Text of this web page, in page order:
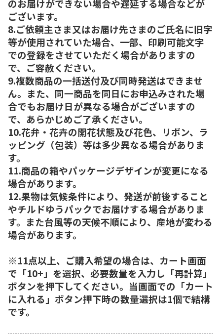
のお届けができない場合や遅延する場合などが
ございます。
8.ご依頼主さま又はお届け先さまのご氏名に旧字
等が使用されていた場合、一部、印刷可能文字
での登録をさせていただく場合がありますの
で、ご容赦ください。
9.複数商品の一括送付及び同時発送はできませ
ん。また、同一商品を同日にお申込みされた場
合でもお届け日が異なる場合がございますの
で、あらかじめご了承ください。
10.花弁・花卉の開花状態及び花色、リボン、ラ
ッピング（包装）等は多少異なる場合がありま
す。
11.商品の箱やパッケージデザインが変更になる
場合があります。
12.果物は気候条件により、発送が前後すること
やチルドゆうパックでお届けする場合がありま
す。また台風等の天候不順により、産地が変わる
場合があります。
※11点以上、ご購入希望の場合は、カート画面
で「10+」を選択、必要数量を入力し「再計算」
ボタンを押下してください。当画面での「カート
に入れる」ボタン押下時の数量選択は1個で結構
です。